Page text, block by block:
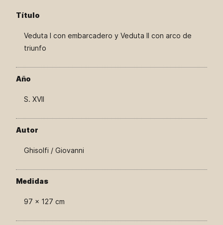
Título
Veduta I con embarcadero y Veduta II con arco de
triunfo
Año
S. XVII
Autor
Ghisolfi / Giovanni
Medidas
97 × 127 cm